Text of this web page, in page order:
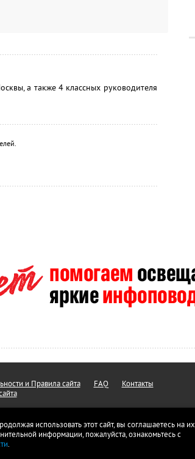
а также 4 классных руководителя
использовать этот сайт, вы соглашаетесь на их
информации, пожалуйста, ознакомьтесь с
.
и Правила сайта FAQ
Контакты